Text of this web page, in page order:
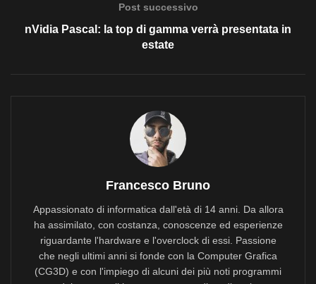
Post successivo
nVidia Pascal: la top di gamma verrà presentata in
estate
Francesco Bruno
Appassionato di informatica dall'età di 14 anni. Da allora
ha assimilato, con costanza, conoscenze ed esperienze
riguardante l'hardware e l'overclock di essi. Passione
che negli ultimi anni si fonde con la Computer Grafica
(CG3D) e con l'impiego di alcuni dei più noti programmi